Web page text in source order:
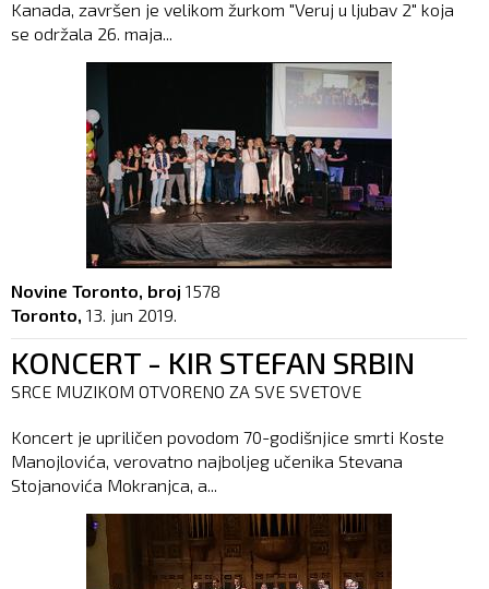
Kanada, završen je velikom žurkom "Veruj u ljubav 2" koja
se održala 26. maja...
Novine Toronto, broj 1578
Toronto, 13. jun 2019.
KONCERT - KIR STEFAN SRBIN
SRCE MUZIKOM OTVORENO ZA SVE SVETOVE
Koncert je upriličen povodom 70-godišnjice smrti Koste
Manojlovića, verovatno najboljeg učenika Stevana
Stojanovića Mokranjca, a...